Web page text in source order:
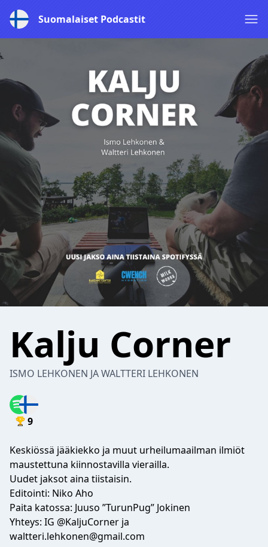
Suomalaiset Podcastit
Kalju Corner
ISMO LEHKONEN JA WALTTERI LEHKONEN
9
Keskiössä jääkiekko ja muut urheilumaailman ilmiöt
maustettuna kiinnostavilla vierailla.
Uudet jaksot aina tiistaisin.
Editointi: Niko Aho
Paita katossa: Juuso ”TurunPug” Jokinen
Yhteys: IG @KaljuCorner ja
waltteri.lehkonen@gmail.com